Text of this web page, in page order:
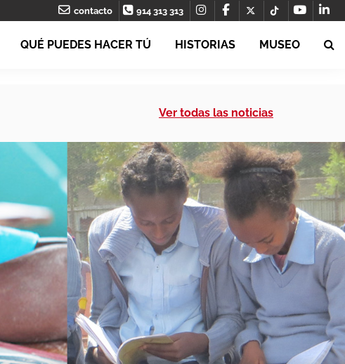
contacto 914 313 313
QUÉ PUEDES HACER TÚ HISTORIAS MUSEO
Ver todas las noticias